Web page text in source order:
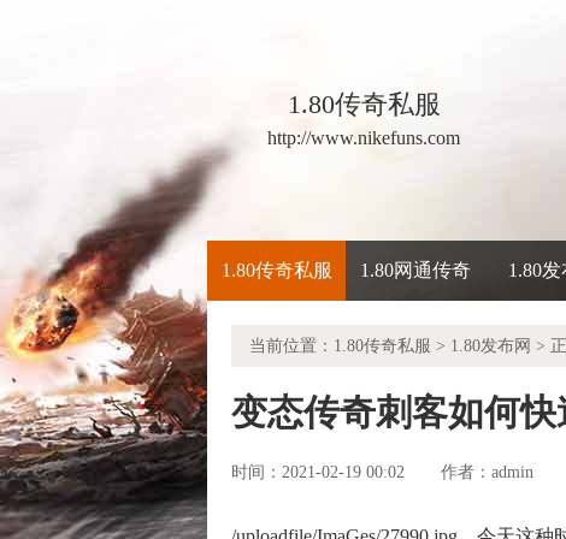
1.80传奇私服
http://www.nikefuns.com
1.80传奇私服 1.80网通传奇 1.80发
当前位置： 1.80传奇私服 > 1.80发布网 >
变态传奇刺客如何
时间：2021-02-19 00:02 作者： admin